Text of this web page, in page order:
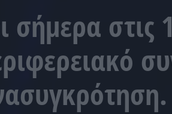
σήμερα στις